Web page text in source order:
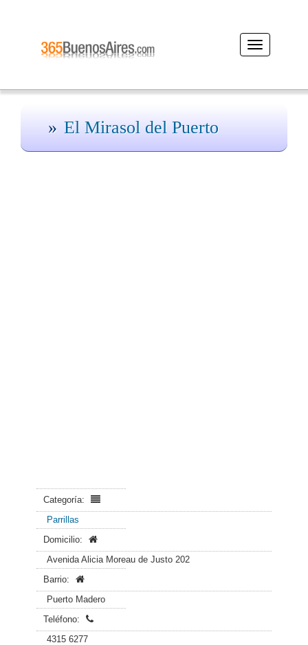
Desplegar
navegación
El Mirasol del Puerto
Categoría:
Parrillas
Domicilio:
Avenida Alicia Moreau de Justo 202
Barrio:
Puerto Madero
Teléfono:
4315 6277